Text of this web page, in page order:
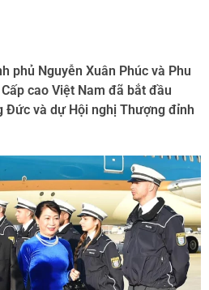
phủ Nguyễn Xuân Phúc và Phu
cao Việt Nam đã bắt đầu
Đức và dự Hội nghị Thượng đỉnh